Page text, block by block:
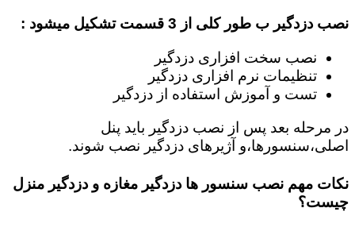
نصب دزدگیر ب طور کلی از 3 قسمت تشکیل میشود :
نصب سخت افزاری دزدگیر
تنظیمات نرم افزاری دزدگیر
تست و آموزش استفاده از دزدگیر
در مرحله بعد پس از نصب دزدگیر باید پنل
اصلی،سنسورها،و آژیرهای دزدگیر نصب شوند.
نکات مهم نصب سنسور ها دزدگیر مغازه و دزدگیر منزل
چیست؟